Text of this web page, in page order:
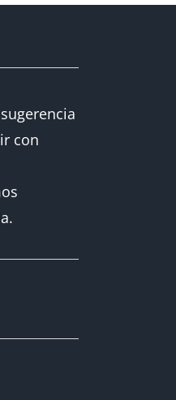
con